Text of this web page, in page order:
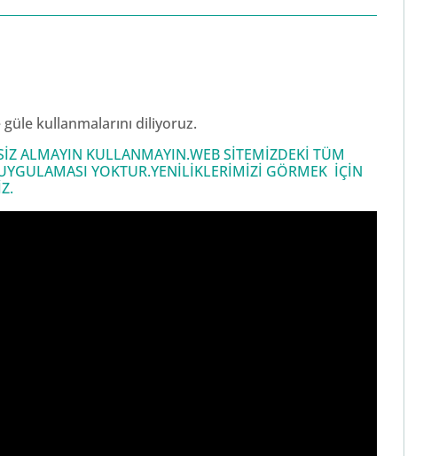
kullanmalarını diliyoruz.
ALMAYIN KULLANMAYIN.WEB SİTEMİZDEKİ TÜM
YOKTUR.YENİLİKLERİMİZİ GÖRMEK İÇİN